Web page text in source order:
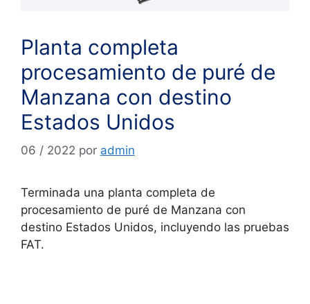
Planta completa
procesamiento de puré de
Manzana con destino
Estados Unidos
06 / 2022 por admin
Terminada una planta completa de
procesamiento de puré de Manzana con
destino Estados Unidos, incluyendo las pruebas
FAT.